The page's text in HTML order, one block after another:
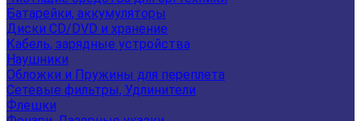
Батарейки, аккумуляторы
Диски CD/DVD и хранение
Кабель, зарядные устройства
Наушники
Обложки и Пружины для переплета
Сетевые фильтры, Удлинители
Флешки